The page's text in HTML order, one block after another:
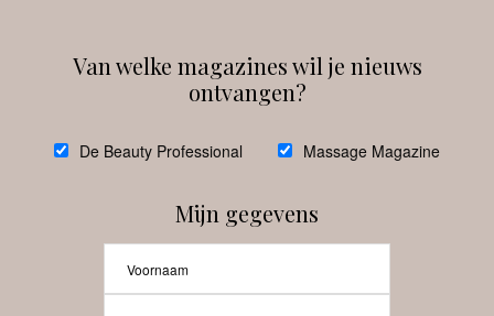
debeautyprofessional
Van welke magazines wil je nieuws
ontvangen?
De Beauty Professional Massage Magazine
Mijn gegevens